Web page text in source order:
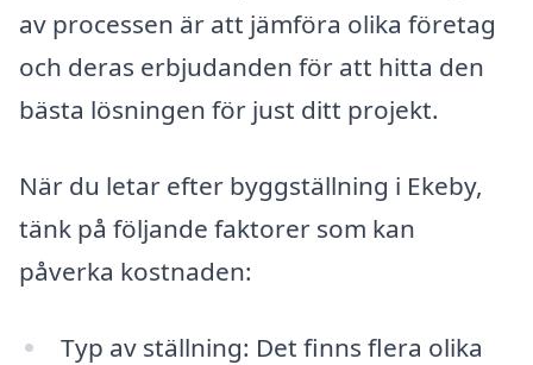
av processen är att jämföra olika företag
och deras erbjudanden för att hitta den
bästa lösningen för just ditt projekt.
När du letar efter byggställning i Ekeby,
tänk på följande faktorer som kan
påverka kostnaden:
Typ av ställning: Det finns flera olika